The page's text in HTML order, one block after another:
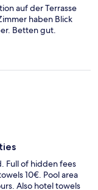
auf der Terrasse
haben Blick
Betten gut.
Full of hidden fees
10€. Pool area
Also hotel towels